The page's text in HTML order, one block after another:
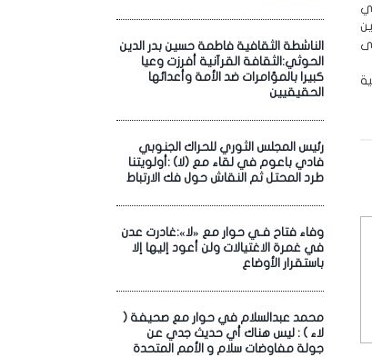
الناشطة الثقافية فاطمة حسين بدر الدين
الحوثي:الثقافة القرآنية أفرزت وعيا
كبيرا بالمؤامرات ضد الأمة وأعدائها
الحقيقيين
رئيس المجلس الثوري للحراك الجنوبي
فادي باعوم في لقاء مع (لا) :أولويتنا
طرد المحتل ثم النقاش حول فك الارتباط
وفاء فتاح فـي حوار مع «لا»:غادرت عدن
في غمرة الاغتيالات ولن أعود إليها إلا
باستقرار الأوضاع
محمد عبدالسلام في حوار مع صحيفة (
لاء ) : ليس هناك أي حديث جدي عن
جولة مفاوضات سلام و الأمم المتحدة